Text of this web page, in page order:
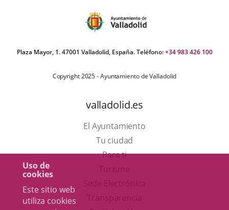
Uso de
cookies
Este sitio web
utiliza cookies
Plaza Mayor, 1. 47001 Valladolid, España. Teléfono:+34 983 426 100
Copyright 2025 - Ayuntamiento de Valladolid
valladolid.es
El Ayuntamiento
Tu ciudad
Para ti